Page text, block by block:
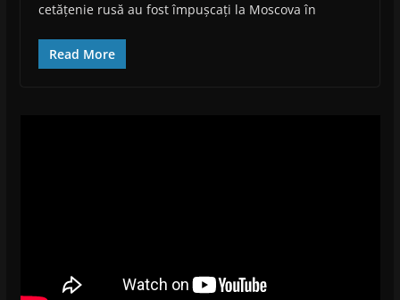
cetățenie rusă au fost împușcați la Moscova în
Read More